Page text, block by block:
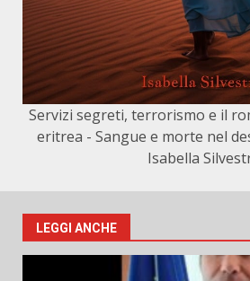
Servizi segreti, terrorismo e il
eritrea - Sangue e morte nel
Isabella
LEGGI ANCHE